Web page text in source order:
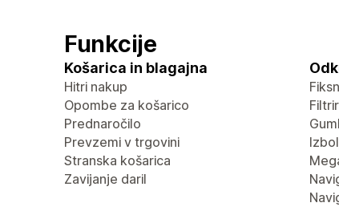
Funkcije
Košarica in blagajna
Hitri nakup
Opombe za košarico
Prednaročilo
Prevzemi v trgovini
Stranska košarica
Zavijanje daril